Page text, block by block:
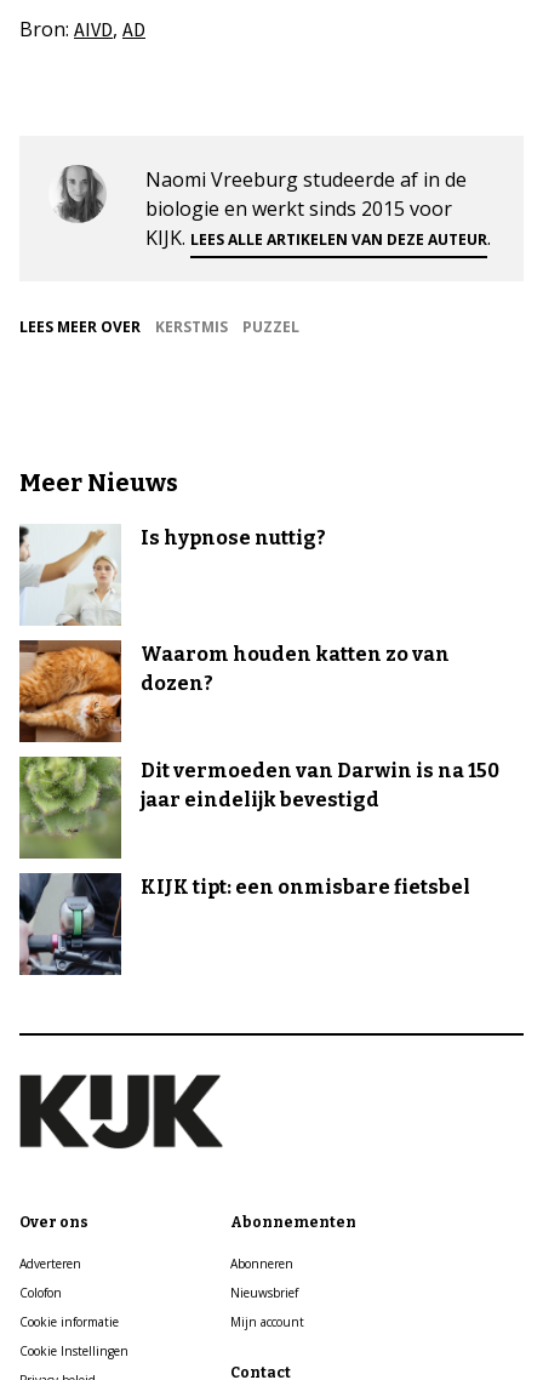
Bron: AIVD, AD
Naomi Vreeburg studeerde af in de
biologie en werkt sinds 2015 voor
KIJK. LEES ALLE ARTIKELEN VAN DEZE AUTEUR.
LEES MEER OVER KERSTMIS PUZZEL
Meer Nieuws
Is hypnose nuttig?
Waarom houden katten zo van
dozen?
Dit vermoeden van Darwin is na 150
jaar eindelijk bevestigd
KIJK tipt: een onmisbare fietsbel
Over ons
Adverteren
Colofon
Cookie informatie
Cookie Instellingen
Abonnementen
Abonneren
Nieuwsbrief
Mijn account
Contact